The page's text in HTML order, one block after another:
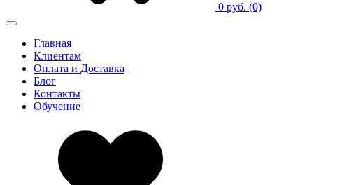
0 руб. (0)
Главная
Клиентам
Оплата и Доставка
Блог
Контакты
Обучение